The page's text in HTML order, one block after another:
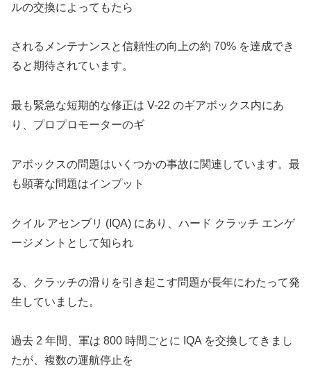
ルの交換によってもたら
されるメンテナンスと信頼性の向上の約 70% を達成でき
ると期待されています。
最も緊急な短期的な修正は V-22 のギアボックス内にあ
り、プロプロモーターのギ
アボックスの問題はいくつかの事故に関連しています。最
も顕著な問題はインプット
クイル アセンブリ (IQA) にあり、ハード クラッチ エンゲ
ージメントとして知られ
る、クラッチの滑りを引き起こす問題が長年にわたって発
生していました。
過去 2 年間、軍は 800 時間ごとに IQA を交換してきまし
たが、複数の運航停止を